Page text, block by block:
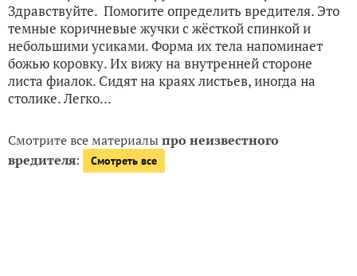
Здравствуйте. Помогите определить вредителя. Это
темные коричневые жучки с жёсткой спинкой и
небольшими усиками. Форма их тела напоминает
божью коровку. Их вижу на внутренней стороне
листа фиалок. Сидят на краях листьев, иногда на
столике. Легко...
Смотрите все материалыпро неизвестного
вредителя: Смотреть все